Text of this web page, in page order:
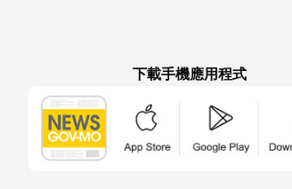
下載手機應用程式